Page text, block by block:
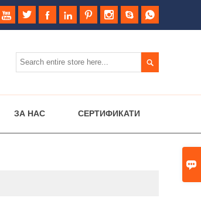

       

ЗА НАС СЕРТИФИКАТИ